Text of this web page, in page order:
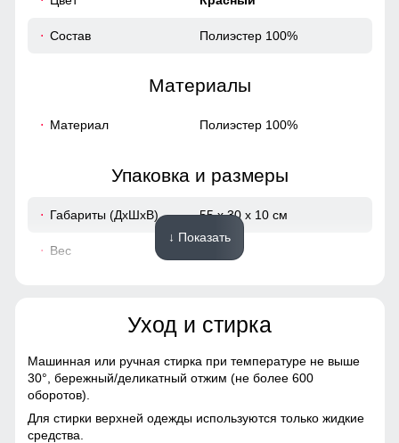
Состав Полиэстер 100%
Материалы
Материал Полиэстер 100%
Упаковка и размеры
Габариты (ДхШхВ) 55 x 30 x 10 см
Вес
ВНИМАНИЕ!!! Товар который куплен с уценкой не
подлежит возврату и обмену.
Образец!
↓ Показать
Уход и стирка
Машинная или ручная стирка при температуре не выше
30°, бережный/деликатный отжим (не более 600
оборотов).
Для стирки верхней одежды используются только жидкие
средства.